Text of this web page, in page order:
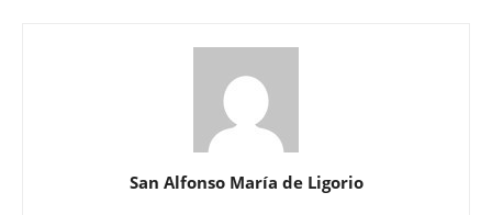
San Alfonso María de Ligorio